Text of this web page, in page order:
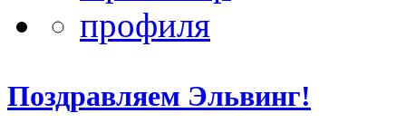
Поздравляем Эльвинг!